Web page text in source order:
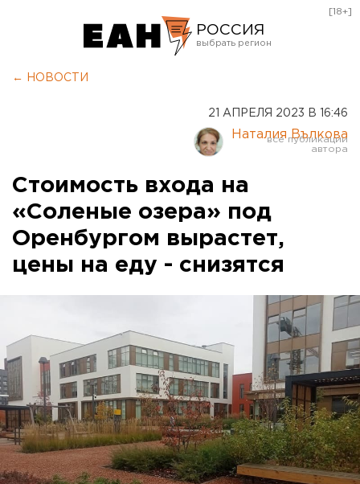
РОССИЯ
Курган
Оренбург
[18+]
← НОВОСТИ
21 АПРЕЛЯ 2023 В 16:46
Наталия Вълкова
Стоимость входа на
«Соленые озера» под
Оренбургом вырастет,
цены на еду - снизятся